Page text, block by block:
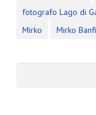
fotografo Lago di
Mirko
Mirko Banfi